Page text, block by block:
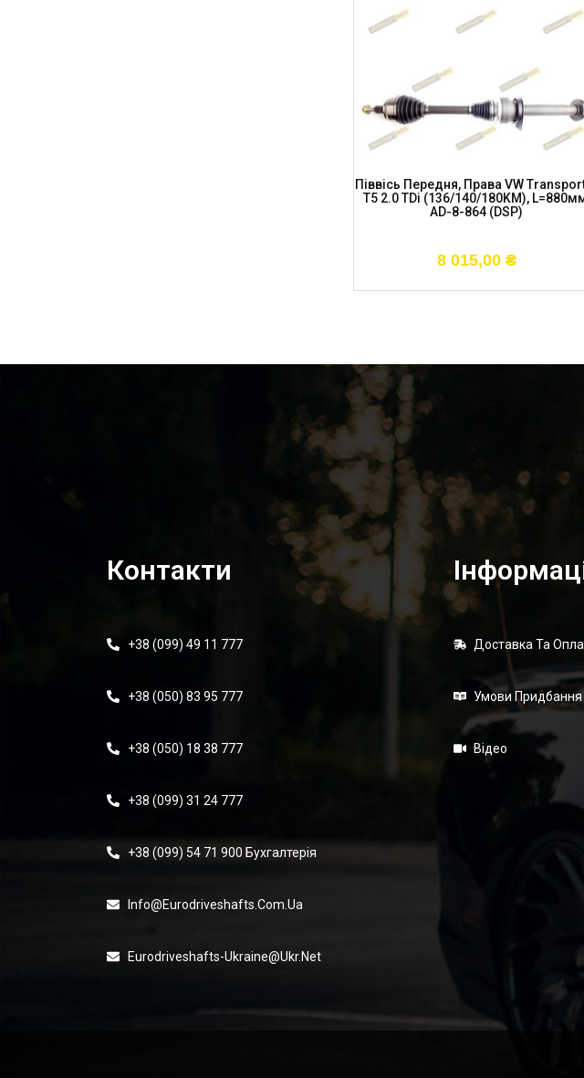
Піввісь Передня, Права VW
T5 2.0 TDi (136/140/180KM),
AD-8-864 (DSP)
8 015,00 ₴
Контакти
+38 (099) 49 11 777
+38 (050) 83 95 777
+38 (050) 18 38 777
+38 (099) 31 24 777
+38 (099) 54 71 900 Бухгалтерія
Info@eurodriveshafts.com.ua
Eurodriveshafts-Ukraine@ukr.net
Доставка Та
Умови Придбання
Відео